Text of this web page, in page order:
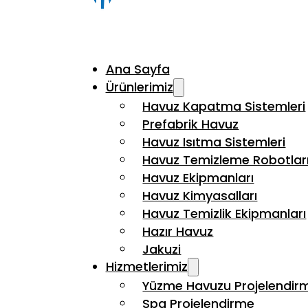
Ana Sayfa
Ürünlerimiz
Havuz Kapatma Sistemleri
Prefabrik Havuz
Havuz Isıtma Sistemleri
Havuz Temizleme
Havuz Ekipmanları
Havuz Kimyasalları
Havuz Temizlik Ekipmanları
Hazır Havuz
Jakuzi
Hizmetlerimiz
Yüzme Havuzu
Spa Projelendirme